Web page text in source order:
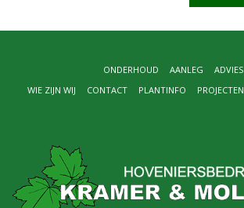
ADVIES
AANLEG
ONDERHOUD
PROJECTEN
PLANTINFO
CONTACT
WIE ZIJN WIJ